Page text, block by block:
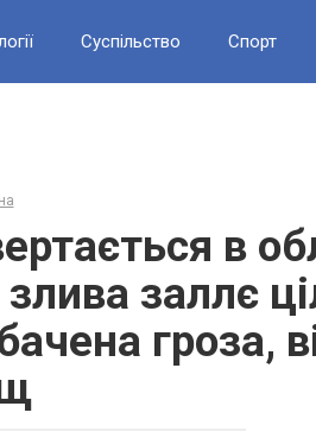
Суспільство Спорт
в
заллє
гроза,